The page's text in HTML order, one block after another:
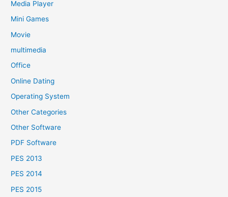
Media Player
Mini Games
Movie
multimedia
Office
Online Dating
Operating System
Other Categories
Other Software
PDF Software
PES 2013
PES 2014
PES 2015